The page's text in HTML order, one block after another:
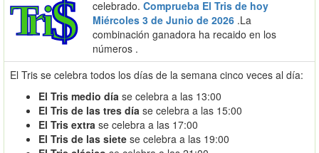
celebrado. Comprueba El Tris de hoy
Miércoles 3 de Junio de 2026 .La
combinación ganadora ha recaido en los
números .
El Tris se celebra todos los días de la semana cinco veces al día:
El Tris medio día se celebra a las 13:00
El Tris de las tres día se celebra a las 15:00
El Tris extra se celebra a las 17:00
El Tris de las siete se celebra a las 19:00